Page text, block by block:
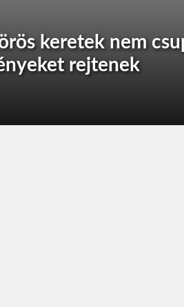
keretek nem
rejtenek